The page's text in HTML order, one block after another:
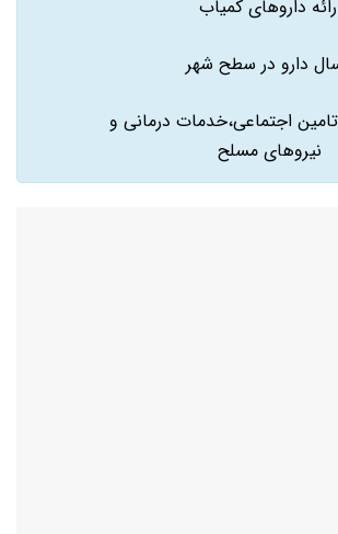
داروهای کمیاب
دارو در سطح شهر
اجتماعی،خدمات درمانی و
نیروهای مسلح